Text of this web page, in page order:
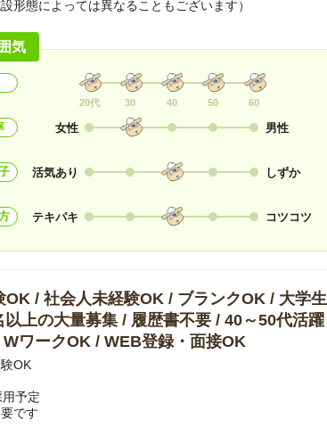
設形態によっては異なることもございます）
気
20代 30 40 50 60
女性 男性
活気あり しずか
テキパキ コツコツ
OK / 社会人未経験OK / ブランクOK / 大学生
以上の大量募集 / 履歴書不要 / 40～50代活躍
WワークOK / WEB登録・面接OK
OK
予定
です